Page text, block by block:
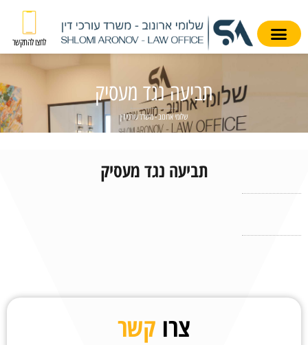
לחצו להתקשר
תביעה נגד מעסיק
שלומי ארונוב - משרד עורכי דין
תביעה נגד מעסיק
צרו קשר